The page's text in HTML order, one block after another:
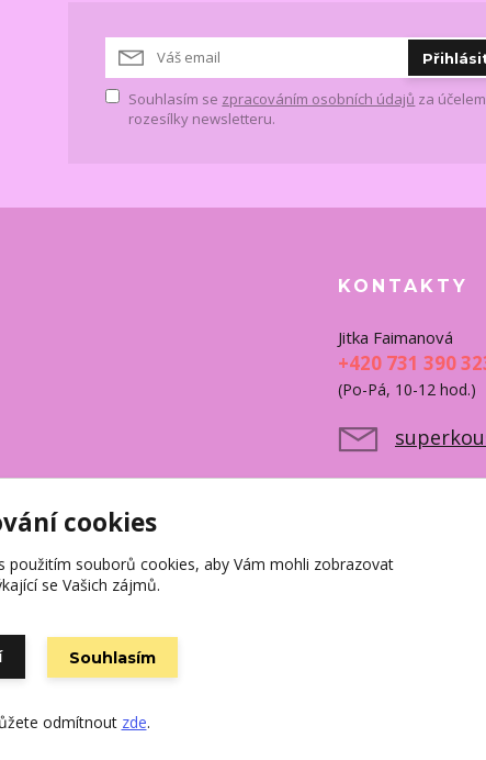
Souhlasím se zpracováním osobních údajů za účelem
rozesílky newsletteru.
KONTAKTY
Jitka Faimanová
+420 731 390
(Po-Pá, 10-12 hod.)
cookies
s použitím souborů cookies, aby Vám mohli zobrazovat
se Vašich zájmů.
Souhlasím
odmítnout zde.